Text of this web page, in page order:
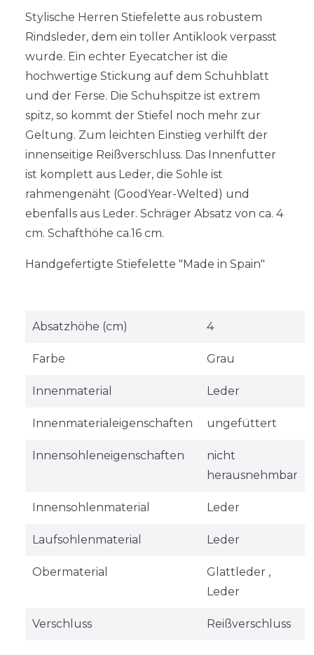
Stylische Herren Stiefelette aus robustem
Rindsleder, dem ein toller Antiklook verpasst
wurde. Ein echter Eyecatcher ist die
hochwertige Stickung auf dem Schuhblatt
und der Ferse. Die Schuhspitze ist extrem
spitz, so kommt der Stiefel noch mehr zur
Geltung. Zum leichten Einstieg verhilft der
innenseitige Reißverschluss. Das Innenfutter
ist komplett aus Leder, die Sohle ist
rahmengenäht (GoodYear-Welted) und
ebenfalls aus Leder. Schräger Absatz von ca. 4
cm. Schafthöhe ca.16 cm.
Handgefertigte Stiefelette "Made in Spain"
Absatzhöhe (cm) 4
Farbe Grau
Innenmaterial Leder
Innenmaterialeigenschaften ungefüttert
Innensohleneigenschaften
nicht
herausnehmbar
Innensohlenmaterial Leder
Laufsohlenmaterial Leder
Obermaterial
Glattleder ,
Leder
Verschluss Reißverschluss